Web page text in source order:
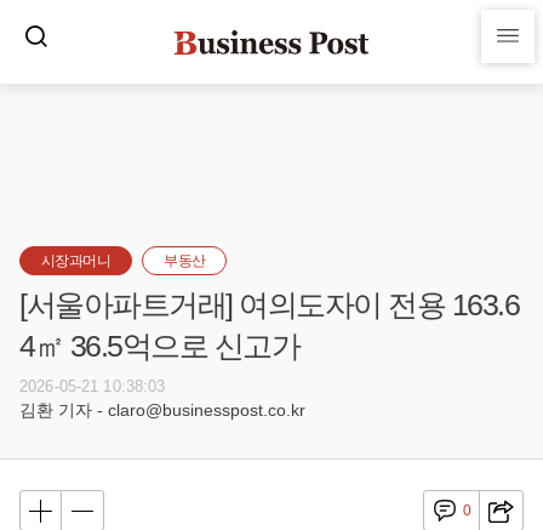
시장과머니 부동산
[서울아파트거래] 여의도자이 전용 163.6
4㎡ 36.5억으로 신고가
2026-05-21 10:38:03
김환 기자 - claro@businesspost.co.kr
0